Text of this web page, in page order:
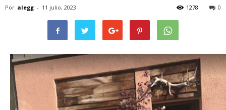
Por alegg - 11 julio, 2023 0
1278